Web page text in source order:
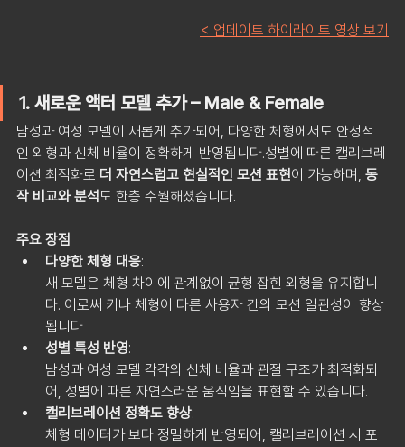
< 업데이트 하이라이트 영상 보기
1. 새로운 액터 모델 추가 – Male & Female
남성과 여성 모델이 새롭게 추가되어, 다양한 체형에서도 안정적
인 외형과 신체 비율이 정확하게 반영됩니다.성별에 따른 캘리브레
이션 최적화로 더 자연스럽고 현실적인 모션 표현이 가능하며, 동
작 비교와 분석도 한층 수월해졌습니다.
주요 장점
다양한 체형 대응:
새 모델은 체형 차이에 관계없이 균형 잡힌 외형을 유지합니
다. 이로써 키나 체형이 다른 사용자 간의 모션 일관성이 향상
됩니다
성별 특성 반영:
남성과 여성 모델 각각의 신체 비율과 관절 구조가 최적화되
어, 성별에 따른 자연스러운 움직임을 표현할 수 있습니다.
캘리브레이션 정확도 향상:
체형 데이터가 보다 정밀하게 반영되어, 캘리브레이션 시 포